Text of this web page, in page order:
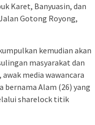
Karet, Banyuasin, dan
Gotong Royong,
kemudian akan
masyarakat dan
media wawancara
bernama Alam (26) yang
sharelock titik